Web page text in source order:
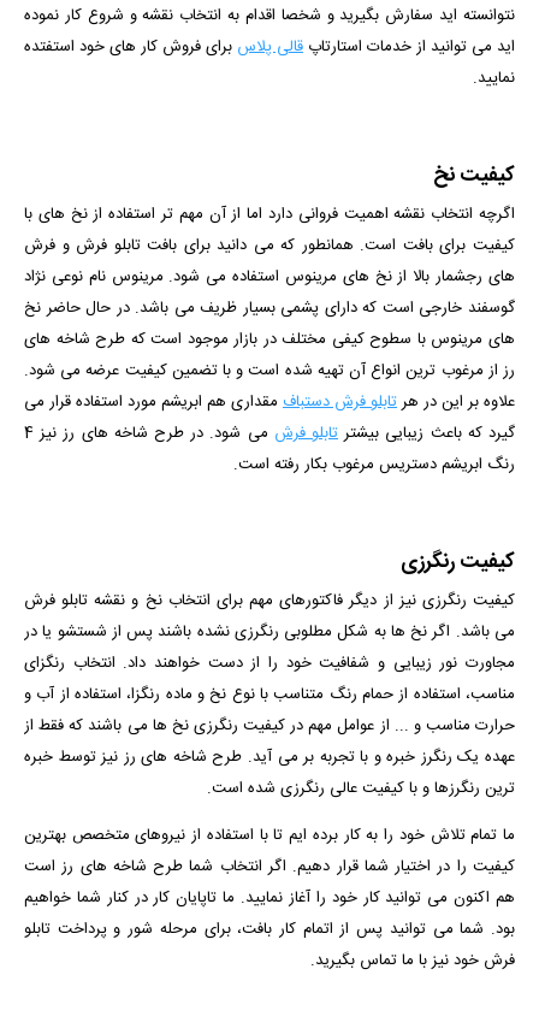
نتوانسته اید سفارش بگیرید و شخصا اقدام به انتخاب نقشه و شروع کار نموده
اید می توانید از خدمات استارتاپ قالی پلاس برای فروش کار های خود استفتده
نمایید.
کیفیت نخ
اگرچه انتخاب نقشه اهمیت فروانی دارد اما از آن مهم تر استفاده از نخ های با
کیفیت برای بافت است. همانطور که می دانید برای بافت تابلو فرش و فرش
های رجشمار بالا از نخ های مرینوس استفاده می شود. مرینوس نام نوعی نژاد
گوسفند خارجی است که دارای پشمی بسیار ظریف می باشد. در حال حاضر نخ
های مرینوس با سطوح کیفی مختلف در بازار موجود است که طرح شاخه های
رز از مرغوب ترین انواع آن تهیه شده است و با تضمین کیفیت عرضه می شود.
علاوه بر این در هرتابلو فرش دستباف مقداری هم ابریشم مورد استفاده قرار می
گیرد که باعث زیبایی بیشتر تابلو فرش
می شود. در طرح شاخه های رز نیز 4
رنگ ابریشم دستریس مرغوب بکار رفته است.
کیفیت رنگرزی
کیفیت رنگرزی نیز از دیگر فاکتورهای مهم برای انتخاب نخ و نقشه تابلو فرش
می باشد. اگر نخ ها به شکل مطلوبی رنگرزی نشده باشند پس از شستشو یا در
مجاورت نور زیبایی و شفافیت خود را از دست خواهند داد. انتخاب رنگزای
مناسب، استفاده از حمام رنگ متناسب با نوع نخ و ماده رنگزا، استفاده از آب و
حرارت مناسب و ... از عوامل مهم در کیفیت رنگرزی نخ ها می باشند که فقط از
عهده یک رنگرز خبره و با تجربه بر می آید. طرح شاخه های رز نیز توسط خبره
ترین رنگرزها و با کیفیت عالی رنگرزی شده است.
ما تمام تلاش خود را به کار برده ایم تا با استفاده از نیروهای متخصص بهترین
کیفیت را در اختیار شما قرار دهیم. اگر انتخاب شما طرح شاخه های رز است
هم اکنون می توانید کار خود را آغاز نمایید. ما تاپایان کار در کنار شما خواهیم
بود. شما می توانید پس از اتمام کار بافت، برای مرحله شور و پرداخت تابلو
فرش خود نیز با ما تماس بگیرید.